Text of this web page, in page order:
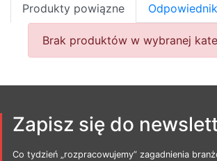
Produkty powiązne
Brak produktów w wybranej
Zapisz się do
Co tydzień „rozpracowujemy” zagadnienia